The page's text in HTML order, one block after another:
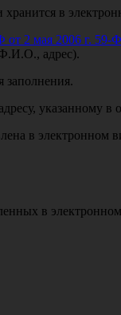
в
от 2 мая 2006 г.
адрес).
заполнения.
указанному в
в электронном
в электронном